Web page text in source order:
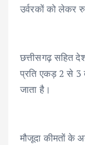
उर्वरकों को लेकर
छत्तीसगढ़ सहित
प्रति एकड़ 2 से 3
जाता है।
मौजूदा कीमतों के